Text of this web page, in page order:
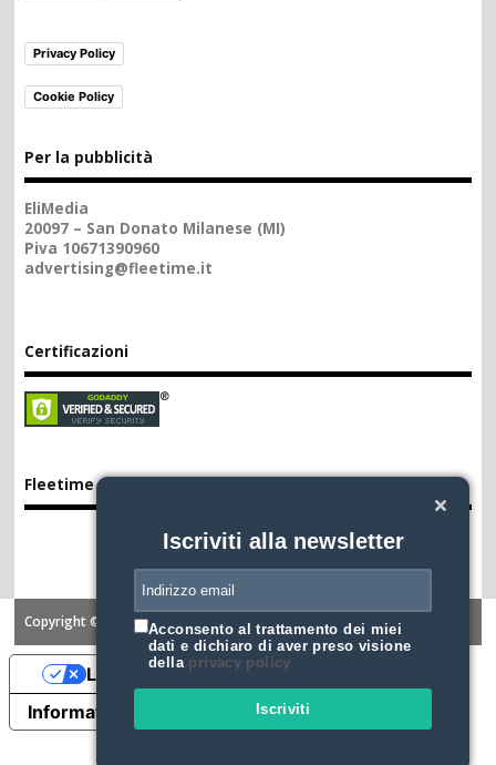
Iscriviti alla newsletter
Acconsento al trattamento dei miei
dati e dichiaro di aver preso visione
della privacy policy
Iscriviti
Privacy Policy
Cookie Policy
Per la pubblicità
EliMedia
20097 – San Donato Milanese (MI)
Piva 10671390960
advertising@fleetime.it
Certificazioni
Fleetime App
Copyright ©2026. FLEETIME
Informativa sulla raccolta
Le tue preferenze relative alla privacy